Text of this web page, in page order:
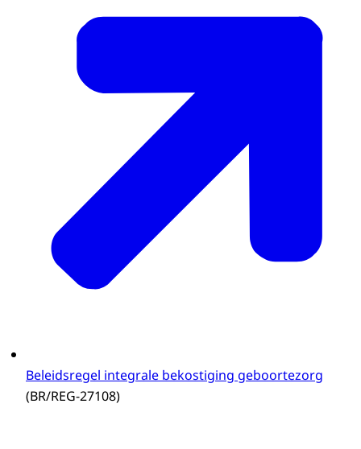
Beleidsregel integrale bekostiging geboortezorg
(BR/REG-27108)